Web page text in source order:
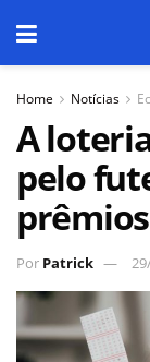
Home Notícias
A
pelo
Por Patrick